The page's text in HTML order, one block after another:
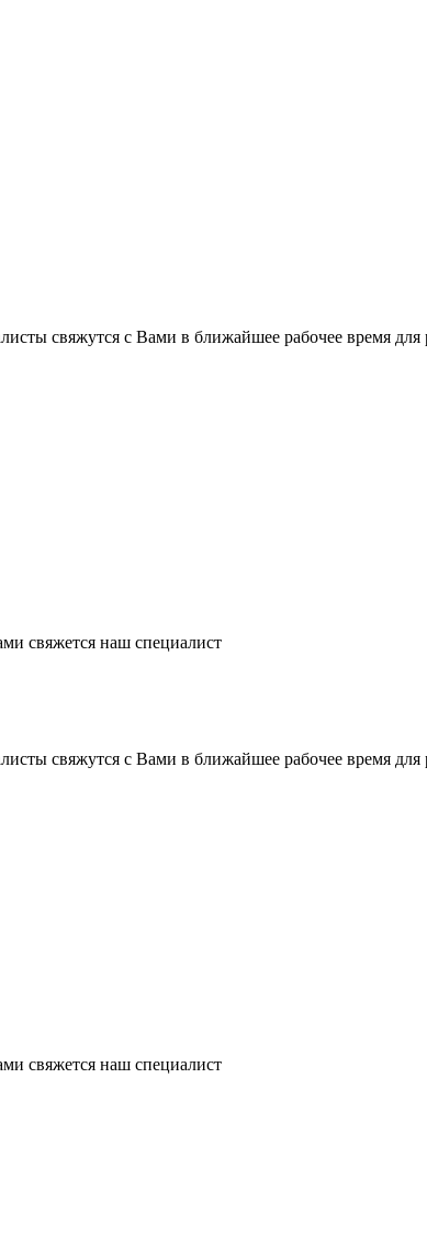
свяжутся с Вами в ближайшее рабочее время
свяжется наш специалист
свяжутся с Вами в ближайшее рабочее время
свяжется наш специалист